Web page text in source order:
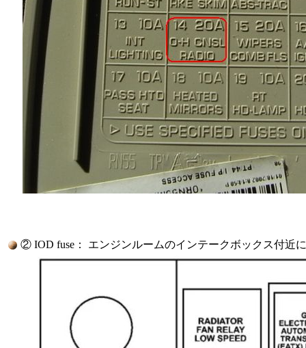
② IOD fuse： エンジンルームのインテークボックス付近